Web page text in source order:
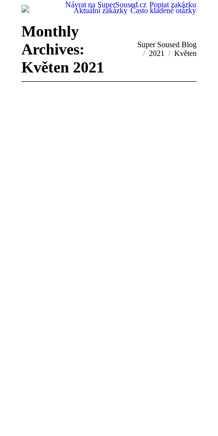
Návrat na SuperSoused.cz Poptat zakázku
Aktuální zakázky Často kladené otázky
Monthly
Archives:
Květen 2021
You are here:
Super Soused Blog
2021
Květen